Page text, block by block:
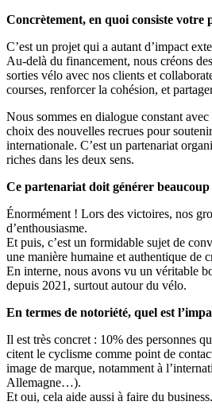
Concrètement, en quoi consiste votre
C’est un projet qui a autant d’impact
Au-delà du financement, nous créons
sorties vélo avec nos clients et
courses, renforcer la cohésion, et
Nous sommes en dialogue constant
choix des nouvelles recrues pour
internationale. C’est un partenariat
riches dans les deux sens.
Ce partenariat doit générer
Énormément ! Lors des victoires, nos
d’enthousiasme.
Et puis, c’est un formidable sujet de
une manière humaine et authentique de
En interne, nous avons vu un véritable
depuis 2021, surtout autour du vélo.
En termes de notoriété, quel est
Il est très concret : 10% des personnes
citent le cyclisme comme point de
image de marque, notamment à
Allemagne…).
Et oui, cela aide aussi à faire du business.